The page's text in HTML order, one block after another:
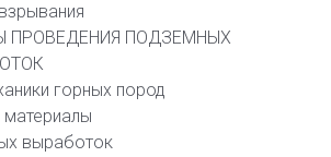
ПРОВЕДЕНИЯ ПОДЗЕМНЫХ
горных пород
выработок